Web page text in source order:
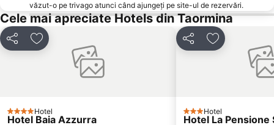
văzut-o pe trivago atunci când ajungeți pe site-ul de rezervări.
Cele mai apreciate Hotels din Taormina
DistribuițiAdăugaţi la favorite
4 Stele Hotel
Hotel Baia Azzurra
DistribuițiAdăugaţi la
3 SteleHotel
Hotel La Pensione